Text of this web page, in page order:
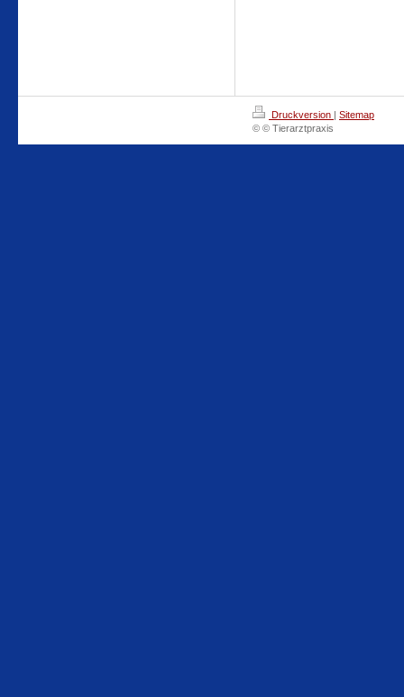
Druckversion | Sitemap
© © Tierarztpraxis